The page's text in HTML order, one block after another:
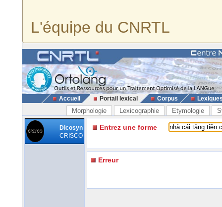
L'équipe du CNRTL
Accueil Portail lexical Corpus
Morphologie Lexicographie Etymologie
Dicosyn
CRISCO
Entrez une forme
Erreur